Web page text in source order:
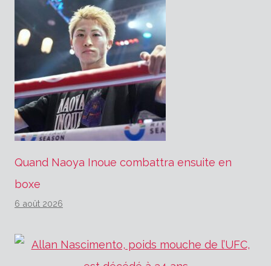
Quand Naoya Inoue combattra ensuite en
boxe
6 août 2026